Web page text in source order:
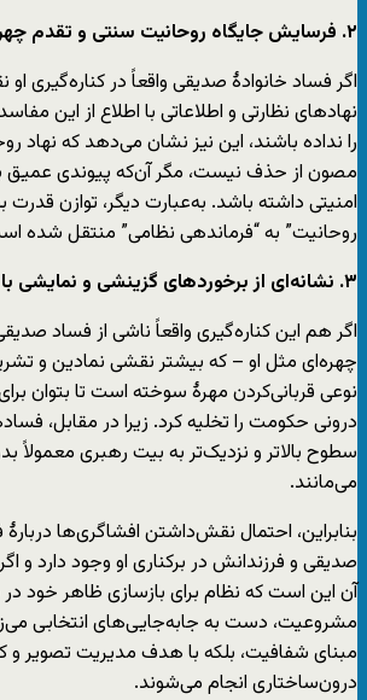
۲. فرسایش جایگاه روحانیت سنتی و تقدم
اگر فساد خانوادۀ صدیقی واقعاً در کناره‌گیری
نهادهای نظارتی و اطلاعاتی با اطلاع از این
را نداده باشند، این نیز نشان می‌دهد که نهاد
مصون از حذف نیست، مگر آن‌که پیوندی عمیق
امنیتی داشته باشد. به‌عبارت دیگر، توازن قدرت
روحانیت” به “فرماندهی نظامی” منتقل شده
۳. نشانه‌ای از برخوردهای گزینشی و نمایشی
اگر هم این کناره‌گیری واقعاً ناشی از فساد
چهره‌ای مثل او – که بیشتر نقشی نمادین و
نوعی قربانی‌کردن مهرۀ سوخته است تا بتوان
درونی حکومت را تخلیه کرد. زیرا در مقابل،
سطوح بالاتر و نزدیک‌تر به بیت رهبری معمولاً
می‌مانند.
بنابراین، احتمال نقش‌داشتن افشاگری‌ها
صدیقی و فرزندانش در برکناری او وجود دارد و
آن این است که نظام برای بازسازی ظاهر خود
مشروعیت، دست به جابه‌جایی‌های انتخابی
مبنای شفافیت، بلکه با هدف مدیریت تصویر و
درون‌ساختاری انجام می‌شوند.